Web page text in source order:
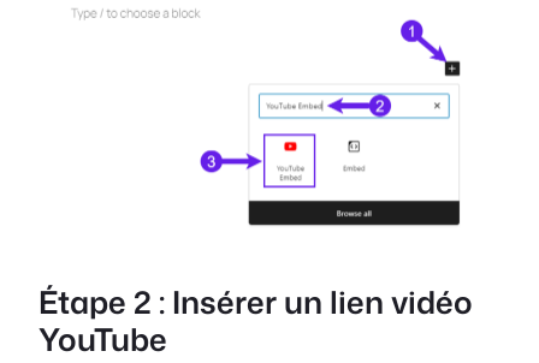
Étape 2 : Insérer un lien vidéo
YouTube